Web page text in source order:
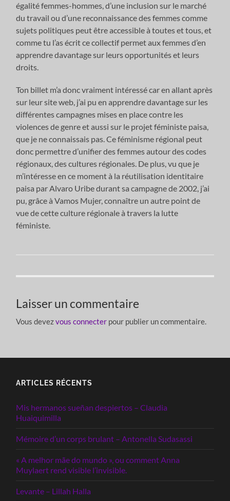
égalité femmes-hommes, d’une inclusion sur le marché
du travail ou d’une reconnaissance des femmes comme
sujets politiques peut être accessible à toutes et tous, et
comme tu l’as écrit ce collectif permet aux femmes d’en
apprendre davantage sur leurs opportunités et leurs
droits.
Ton billet m’a donc vraiment intéressé car en allant après
sur leur site web, j’ai pu en apprendre davantage sur les
différentes campagnes mises en place contre les
violences de genre et aussi sur le projet féministe paisa,
que je ne connaissais pas. Ce féminisme régional peut
donc permettre d’unifier des femmes autour des codes
régionaux, des cultures régionales. De plus, vu que je
m’intéresse en ce moment à la réutilisation identitaire
paisa par Alvaro Uribe durant sa campagne de 2002, j’ai
pu, grâce à Vamos Mujer, connaître un autre point de
vue de cette culture régionale à travers la lutte
féministe.
Laisser un commentaire
Vous devezvous connecter pour publier un commentaire.
ARTICLES RÉCENTS
Mis hermanos sueñan despiertos – Claudia
Huaiquimilla
Mémoire d’un corps brulant – Antonella Sudasassi
« A melhor mãe do mundo », ou comment Anna
Muylaert rend visible l’invisible.
Levante – Lillah Halla